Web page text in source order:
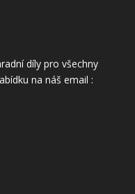
díly pro všechny
na náš email :